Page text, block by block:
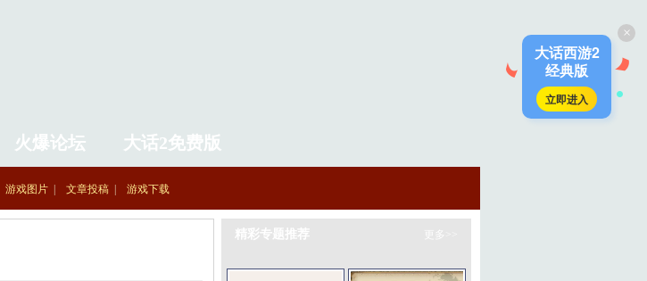
火爆论坛 大话2免费版
游戏图片 文章投稿 游戏下载
精彩专题推荐
×
大话西游2
经典版
立即进入